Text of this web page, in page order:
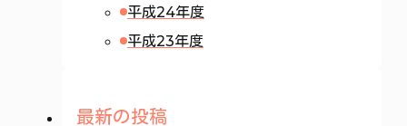
平成24年度
平成23年度
最新の投稿